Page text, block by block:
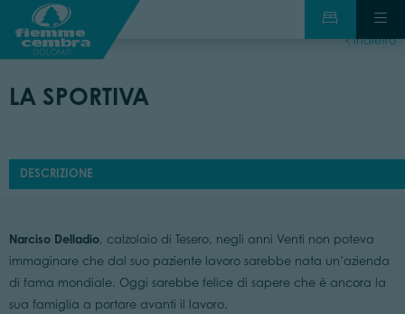
indietro
LA SPORTIVA
DESCRIZIONE
Narciso Delladio, calzolaio di Tesero, negli anni Venti non poteva
immaginare che dal suo paziente lavoro sarebbe nata un’azienda
di fama mondiale. Oggi sarebbe felice di sapere che è ancora la
sua famiglia a portare avanti il lavoro.